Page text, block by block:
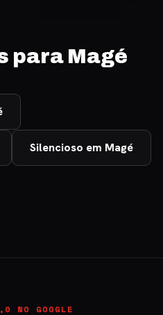
para Magé
Silencioso em Magé
GOOGLE